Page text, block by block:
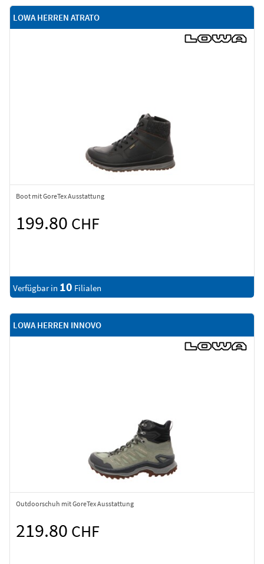
LOWA HERREN ATRATO
Boot mit GoreTex Ausstattung
199.80 CHF
Verfügbar in 10 Filialen
LOWA HERREN INNOVO
Outdoorschuh mit GoreTex Ausstattung
219.80 CHF